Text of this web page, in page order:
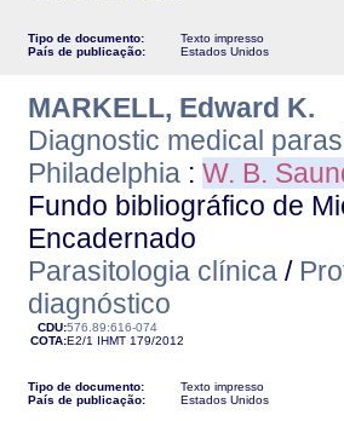
Tipo de documento:
Texto impresso
País de publicação:
Estados Unidos
MARKELL, Edward K.
Diagnostic medical
Philadelphia : W. B.
Fundo bibliográfico de
Encadernado
Parasitologia clínica /
diagnóstico
CDU:576.89:616-074
COTA:E2/1 IHMT 179/2012
Tipo de documento:
Texto impresso
País de publicação:
Estados Unidos